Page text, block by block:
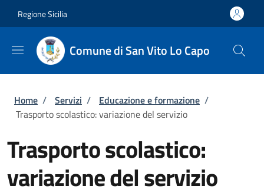
Regione Sicilia
Comune di San Vito Lo Capo
Briciole di pane
Home / Servizi / Educazione e formazione /
Trasporto scolastico: variazione del servizio
Trasporto scolastico:
variazione del servizio